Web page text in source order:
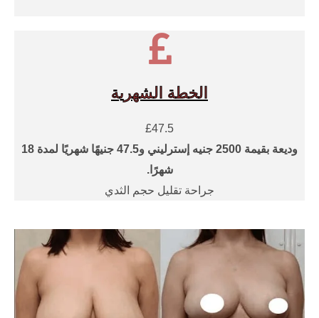
الخطة الشهرية
£47.5
وديعة بقيمة 2500 جنيه إسترليني و47.5 جنيهًا شهريًا لمدة 18
شهرًا.
جراحة تقليل حجم الثدي